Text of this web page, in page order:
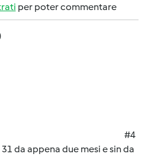
per poter commentare
#4
da appena due mesi e sin da